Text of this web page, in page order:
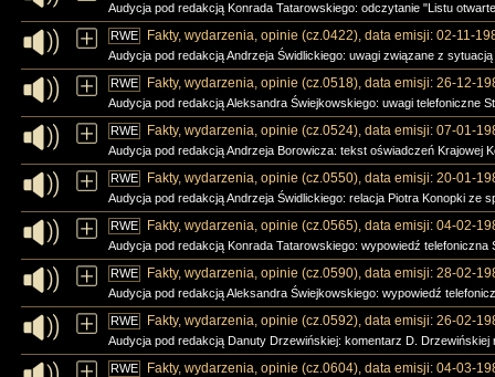
Audycja pod redakcją Konrada Tatarowskiego: odczytanie "Listu
RWE Fakty, wydarzenia, opinie (cz.0422), data emisji: 02-11-
Audycja pod redakcją Andrzeja Świdlickiego: uwagi związane z
RWE Fakty, wydarzenia, opinie (cz.0518), data emisji: 26-12-
Audycja pod redakcją Aleksandra Świejkowskiego: uwagi telefoniczne
RWE Fakty, wydarzenia, opinie (cz.0524), data emisji: 07-01-
Audycja pod redakcją Andrzeja Borowicza: tekst oświadczeń Krajowej
RWE Fakty, wydarzenia, opinie (cz.0550), data emisji: 20-01-
Audycja pod redakcją Andrzeja Świdlickiego: relacja Piotra Konopki ze
RWE Fakty, wydarzenia, opinie (cz.0565), data emisji: 04-02-
Audycja pod redakcją Konrada Tatarowskiego: wypowiedź
RWE Fakty, wydarzenia, opinie (cz.0590), data emisji: 28-02-
Audycja pod redakcją Aleksandra Świejkowskiego: wypowiedź
RWE Fakty, wydarzenia, opinie (cz.0592), data emisji: 26-02-
Audycja pod redakcją Danuty Drzewińskiej: komentarz D.
RWE Fakty, wydarzenia, opinie (cz.0604), data emisji: 04-03-